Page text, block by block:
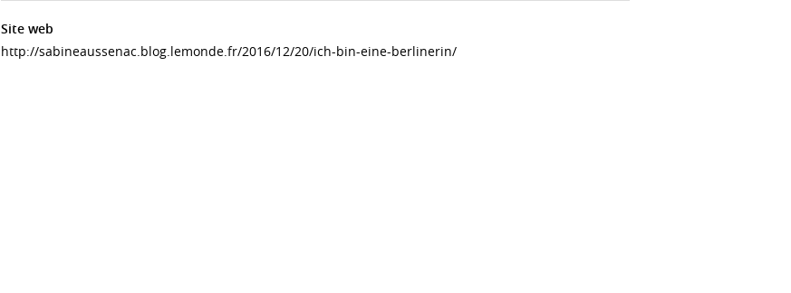
Site web
http://sabineaussenac.blog.lemonde.fr/2016/12/20/ich-bin-eine-berlinerin/